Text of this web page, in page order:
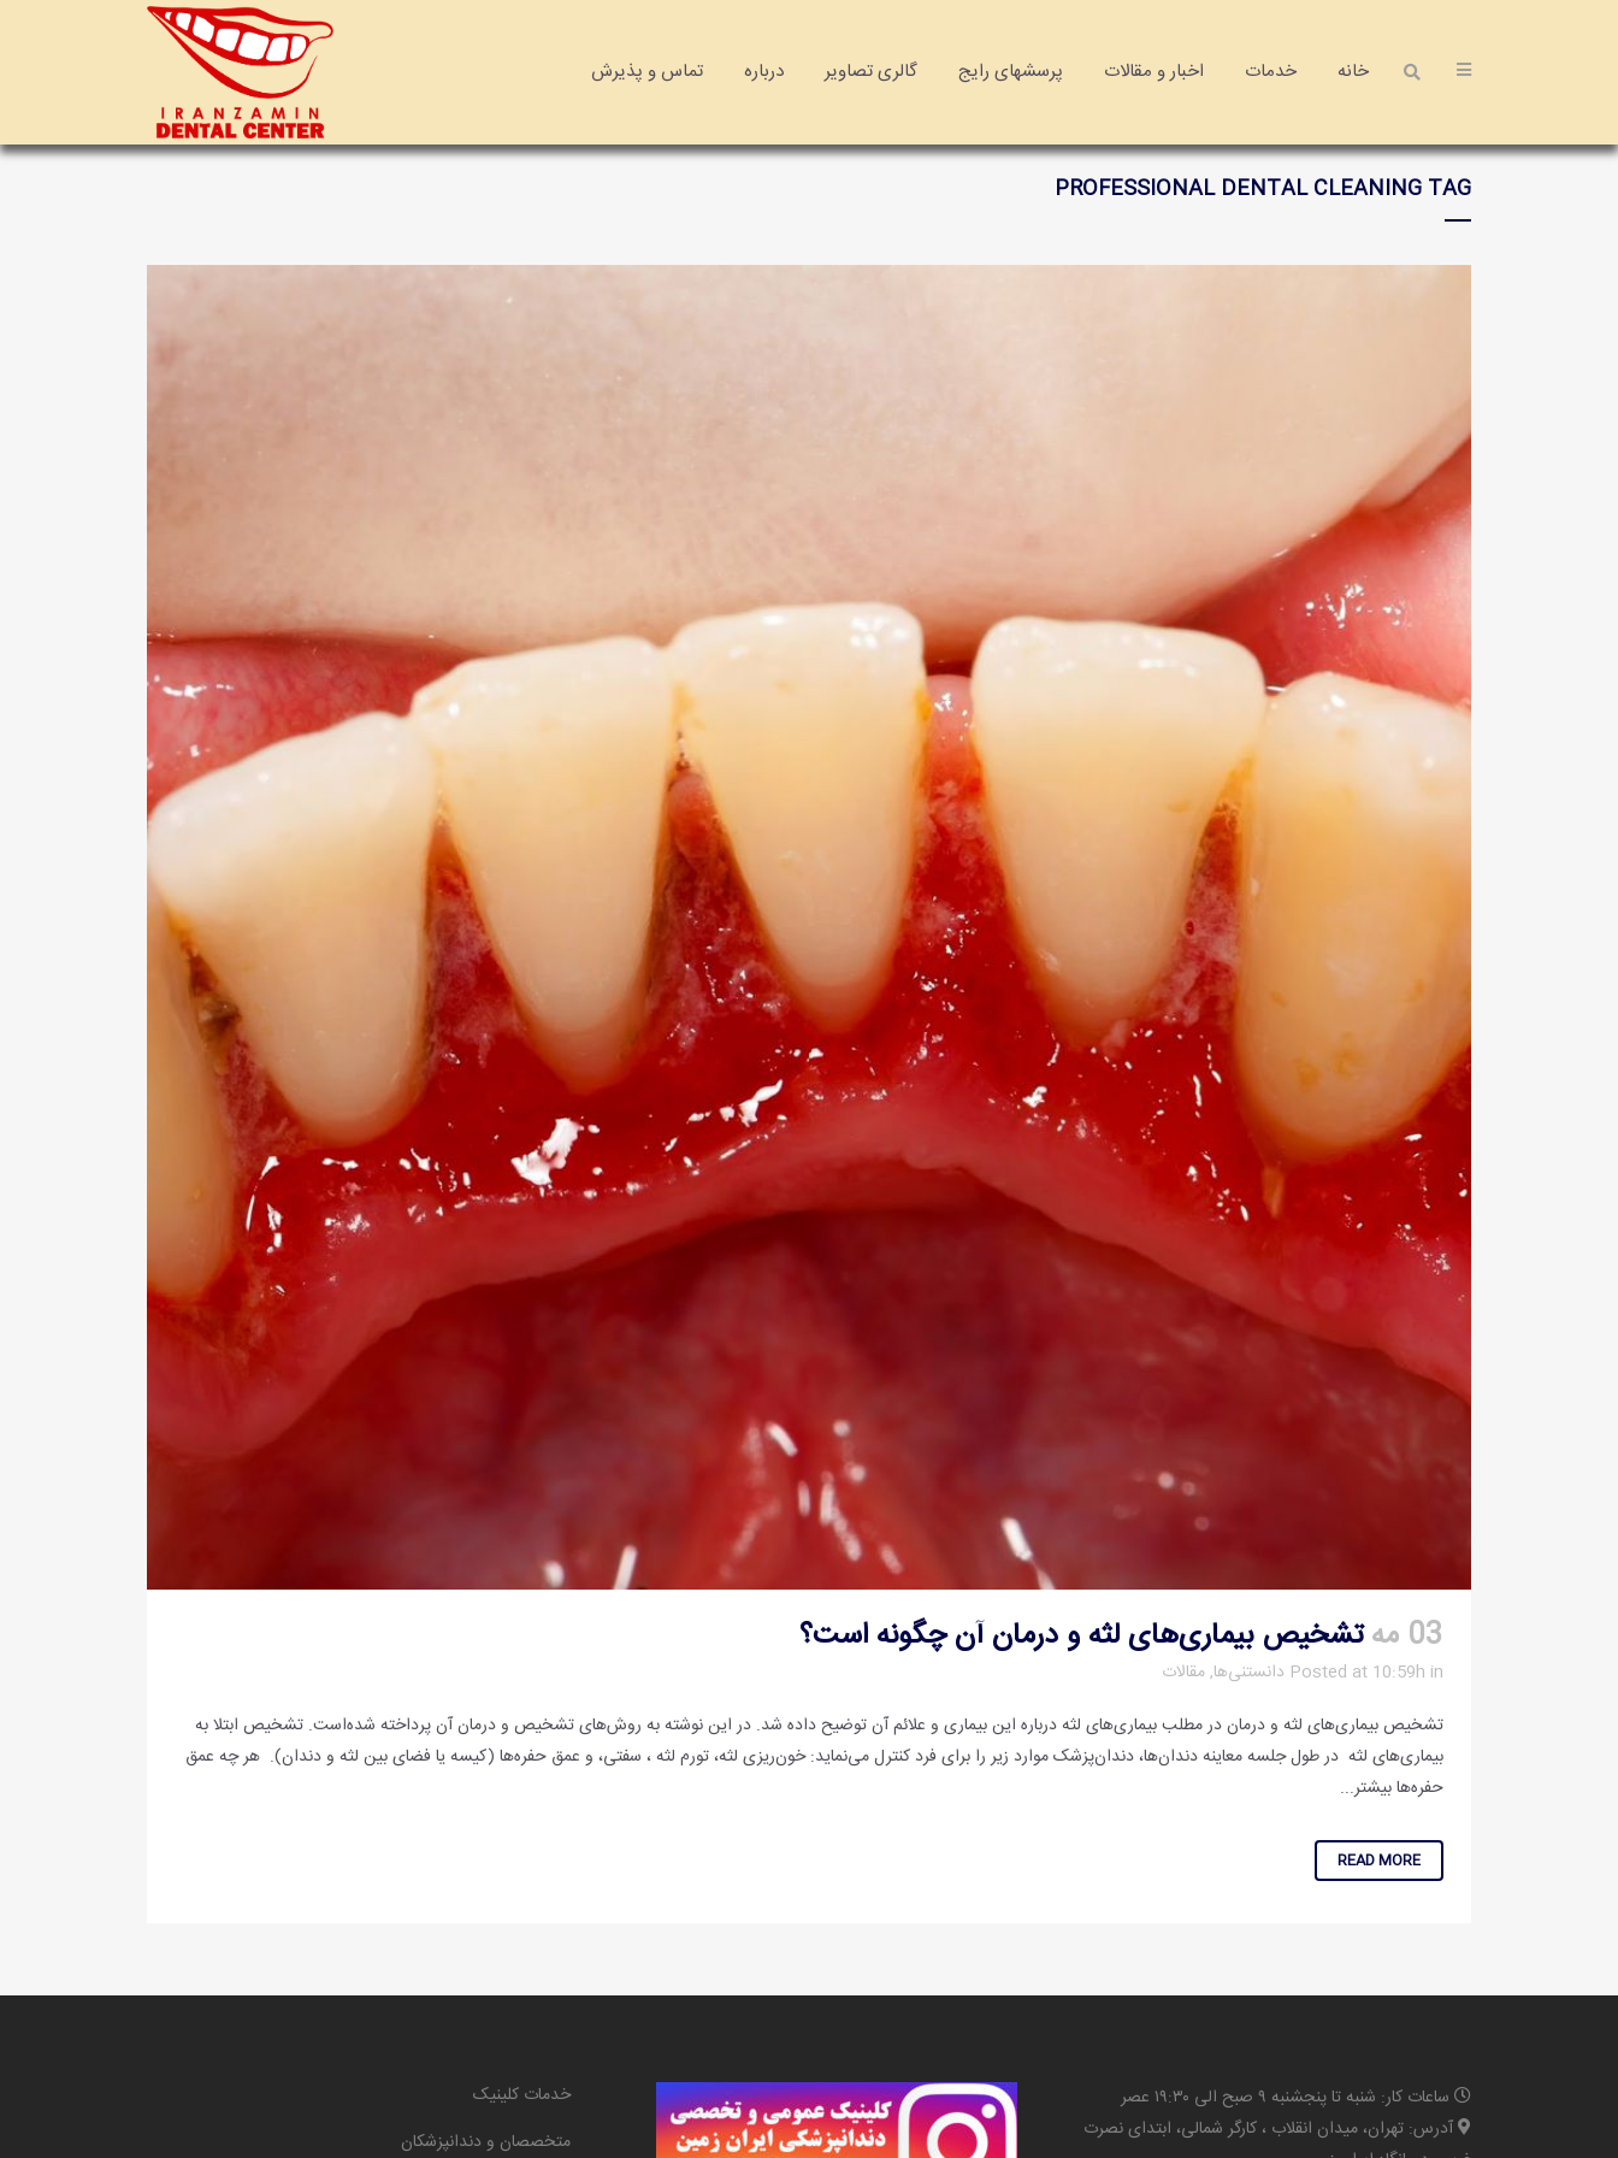
خانه خدمات اخبار و مقالات پرسشهای رایج گالری تصاویر درباره تماس و پذیرش
PROFESSIONAL DENTAL CLEANING TAG
03 مه تشخیص بیماری‌های لثه و درمان آن چگونه است؟
Posted at 10:59h in دانستنی‌ها,مقالات
تشخیص بیماری‌های لثه و درمان در مطلب بیماری‌های لثه درباره این بیماری و علائم آن توضیح داده شد. در این نوشته به روش‌های تشخیص و درمان آن پرداخته شده‌است. تشخیص ابتلا به
بیماری‌های لثه در طول جلسه معاینه دندان‌ها، دندان‌پزشک موارد زیر را برای فرد کنترل می‌نماید: خون‌ریزی لثه، تورم لثه ، سفتی، و عمق حفره‌ها (کیسه یا فضای بین لثه و دندان). هر چه عمق
حفره‌ها بیشتر...
READ MORE
ساعات کار: شنبه تا پنجشنبه ۹ صبح الی ۱۹:۳۰ عصر
آدرس: تهران، میدان انقلاب ، کارگر شمالی، ابتدای نصرت
خدمات کلینیک
متخصصان و دندانپزشکان